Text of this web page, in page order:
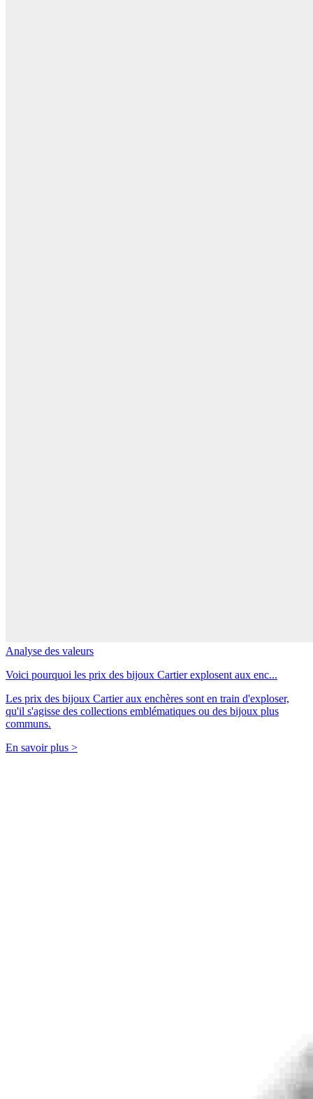
Analyse des valeurs
Voici pourquoi les prix des bijoux Cartier explosent aux enc...
Les prix des bijoux Cartier aux enchères sont en train d'exploser,
qu'il s'agisse des collections emblématiques ou des bijoux plus
communs.
En savoir plus >